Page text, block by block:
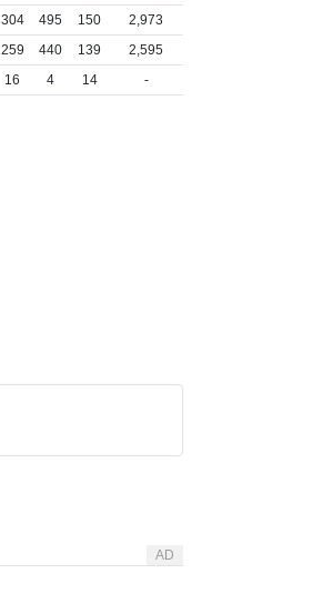
304 495 150
2,973
259 440 139
2,595
16 4 14 -
AD